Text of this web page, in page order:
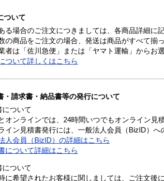
ついて
る場合のご注文につきましては、各商品詳細に
の商品をご注文の場合、発送は商品がすべて揃
者は「佐川急便」または「ヤマト運輸」からお
ついて詳しくはこちら
・請求書・納品書等の発行について
について
オンラインでは、24時間いつでもオンライン見
イン見積書発行には、一般法人会員（BizID）へ
人会員（BizID）の詳細はこちら
について詳細はこちら
について
に希望されたお客様に関しましては、ご注文後